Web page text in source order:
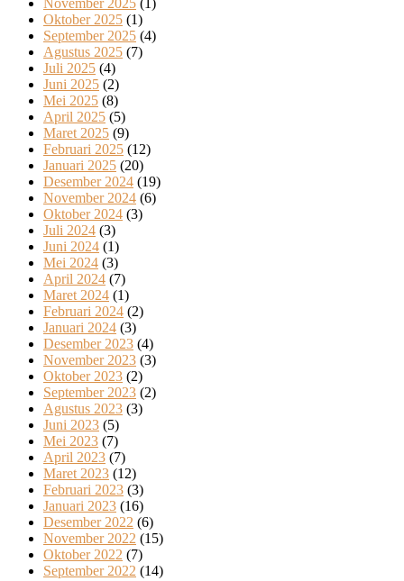
Oktober 2025 (1)
September 2025 (4)
Agustus 2025 (7)
Juli 2025 (4)
Juni 2025 (2)
Mei 2025 (8)
April 2025 (5)
Maret 2025 (9)
Februari 2025 (12)
Januari 2025 (20)
Desember 2024 (19)
November 2024 (6)
Oktober 2024 (3)
Juli 2024 (3)
Juni 2024 (1)
Mei 2024 (3)
April 2024 (7)
Maret 2024 (1)
Februari 2024 (2)
Januari 2024 (3)
Desember 2023 (4)
November 2023 (3)
Oktober 2023 (2)
September 2023 (2)
Agustus 2023 (3)
Juni 2023 (5)
Mei 2023 (7)
April 2023 (7)
Maret 2023 (12)
Februari 2023 (3)
Januari 2023 (16)
Desember 2022 (6)
November 2022 (15)
Oktober 2022 (7)
September 2022 (14)